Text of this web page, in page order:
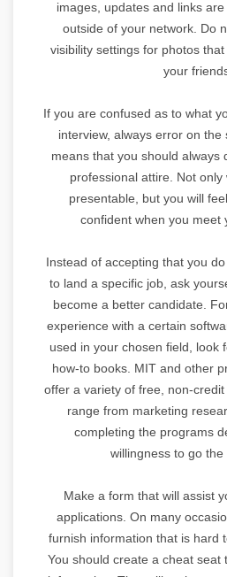
images, updates and links
outside of your network. Do
visibility settings for photos
your
If you are confused as to what
interview, always error on
means that you should always
professional attire. Not only
presentable, but you will
confident when you meet
Instead of accepting that you
to land a specific job, ask
become a better candidate.
experience with a certain
used in your chosen field, look
how-to books. MIT and other
offer a variety of free, non-
range from marketing
completing the programs
willingness to go the
Make a form that will assist
applications. On many
furnish information that is hard
You should create a cheat seat